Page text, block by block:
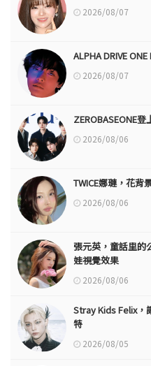
2026/08/07
ALPHA DRIVE
2026/08/07
ZEROBASEONE
2026/08/06
TWICE娜璉，花
2026/08/06
張元英，童話里
娃視覺效果
2026/08/06
Stray Kids Felix
特
2026/08/05